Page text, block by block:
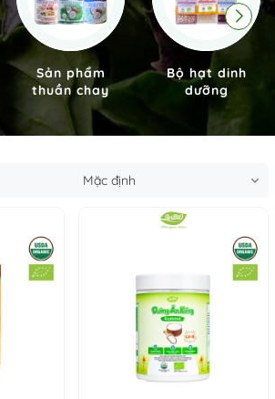
Sản phẩm
thuần chay
Bộ hạt dinh
dưỡng
Mặc định